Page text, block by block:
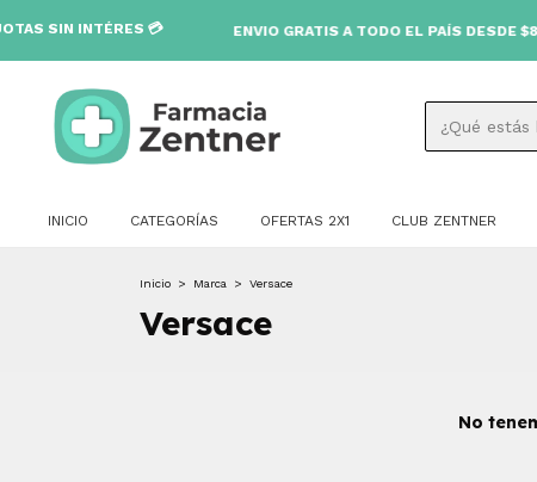
SIN INTÉRES 💳 ENVIO GRATIS A TODO EL PAÍS DESDE
INICIO CATEGORÍAS OFERTAS 2X1 CLUB ZENTNER
Inicio > Marca > Versace
Versace
No